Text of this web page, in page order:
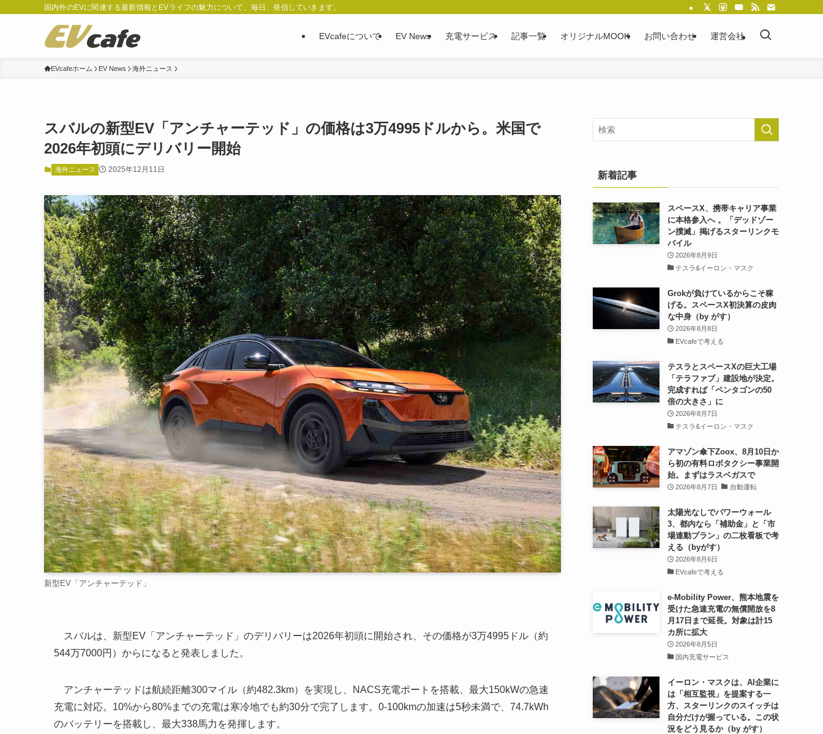
国内外のEVに関連する最新情報とEVライフの魅力について、毎日、発信していきます。
EVcafeについて EV News 充電サービス 記事一覧 オリジナルMOOK お問い合わせ 運営会社
EVcafeホーム EV News 海外ニュース
スバルの新型EV「アンチャーテッド」の価格は3万4995ドルから。米国で
2026年初頭にデリバリー開始
海外ニュース 2025年12月11日
新型EV「アンチャーテッド」
スバルは、新型EV「アンチャーテッド」のデリバリーは2026年初頭に開始され、その価格が3万4995ドル（約
544万7000円）からになると発表しました。
アンチャーテッドは航続距離300マイル（約482.3km）を実現し、NACS充電ポートを搭載、最大150kWの急速
充電に対応。10%から80%までの充電は寒冷地でも約30分で完了します。0-100kmの加速は5秒未満で、74.7kWh
のバッテリーを搭載し、最大338馬力を発揮します。
新着記事
スペースX、携帯キャリア事業
に本格参入へ 。「デッドゾー
ン撲滅」掲げるスターリンクモ
バイル
2026年8月9日
テスラ&イーロン・マスク
Grokが負けているからこそ稼
げる。スペースX初決算の皮肉
な中身（by がす）
2026年8月8日
EVcafeで考える
テスラとスペースXの巨大工場
「テラファブ」建設地が決定。
完成すれば「ペンタゴンの50
倍の大きさ」に
2026年8月7日
テスラ&イーロン・マスク
アマゾン傘下Zoox、8月10日か
ら初の有料ロボタクシー事業開
始。まずはラスベガスで
2026年8月7日 自動運転
太陽光なしでパワーウォール
3、都内なら「補助金」と「市
場連動プラン」の二枚看板で考
える（byがす）
2026年8月6日
EVcafeで考える
e-Mobility Power、熊本地震を
受けた急速充電の無償開放を8
月17日まで延長。対象は計15
カ所に拡大
2026年8月5日
国内充電サービス
イーロン・マスクは、AI企業に
は「相互監視」を提案する一
方、スターリンクのスイッチは
自分だけが握っている。この状
況をどう見るか（by がす）